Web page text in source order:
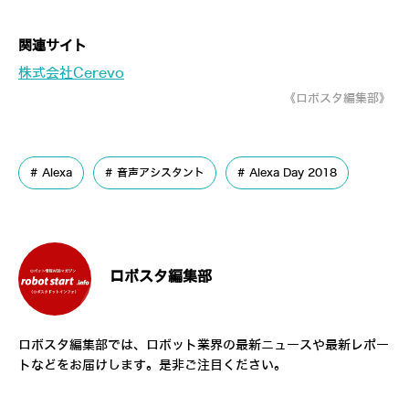
関連サイト
株式会社Cerevo
《ロボスタ編集部》
Alexa 音声アシスタント Alexa Day 2018
ロボスタ編集部
ロボスタ編集部では、ロボット業界の最新ニュースや最新レポー
トなどをお届けします。是非ご注目ください。